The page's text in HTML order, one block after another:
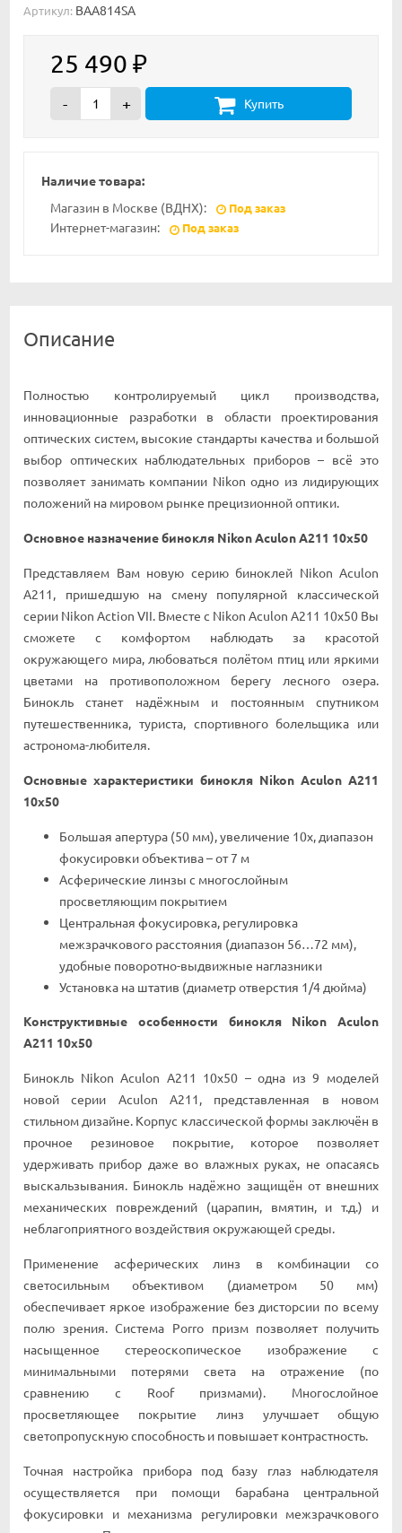
Артикул: BAA814SA
25 490 ₽
- + Купить
Наличие товара:
Магазин в Москве (ВДНХ):
Под заказ
Интернет-магазин: Под заказ
Описание
Полностью контролируемый цикл производства,
инновационные разработки в области проектирования
оптических систем, высокие стандарты качества и большой
выбор оптических наблюдательных приборов – всё это
позволяет занимать компании Nikon одно из лидирующих
положений на мировом рынке прецизионной оптики.
Основное назначение бинокля Nikon Aculon A211 10x50
Представляем Вам новую серию биноклей Nikon Aculon
A211, пришедшую на смену популярной классической
серии Nikon Action VII. Вместе с Nikon Aculon A211 10x50 Вы
сможете с комфортом наблюдать за красотой
окружающего мира, любоваться полётом птиц или яркими
цветами на противоположном берегу лесного озера.
Бинокль станет надёжным и постоянным спутником
путешественника, туриста, спортивного болельщика или
астронома-любителя.
Основные характеристики бинокля Nikon Aculon A211
10x50
Большая апертура (50 мм), увеличение 10х, диапазон
фокусировки объектива – от 7 м
Асферические линзы с многослойным
просветляющим покрытием
Центральная фокусировка, регулировка
межзрачкового расстояния (диапазон 56…72 мм),
удобные поворотно-выдвижные наглазники
Установка на штатив (диаметр отверстия 1/4 дюйма)
Конструктивные особенности бинокля Nikon Aculon
A211 10x50
Бинокль Nikon Aculon A211 10x50 – одна из 9 моделей
новой серии Aculon A211, представленная в новом
стильном дизайне. Корпус классической формы заключён в
прочное резиновое покрытие, которое позволяет
удерживать прибор даже во влажных руках, не опасаясь
выскальзывания. Бинокль надёжно защищён от внешних
механических повреждений (царапин, вмятин, и т.д.) и
неблагоприятного воздействия окружающей среды.
Применение асферических линз в комбинации со
светосильным объективом (диаметром 50 мм)
обеспечивает яркое изображение без дисторсии по всему
полю зрения. Система Porro призм позволяет получить
насыщенное стереоскопическое изображение с
минимальными потерями света на отражение (по
сравнению с Roof призмами). Многослойное
просветляющее покрытие линз улучшает общую
светопропускную способность и повышает контрастность.
Точная настройка прибора под базу глаз наблюдателя
осуществляется при помощи барабана центральной
фокусировки и механизма регулировки межзрачкового